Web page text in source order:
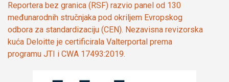
Reportera bez granica (RSF) razvio panel od 130
međunarodnih stručnjaka pod okriljem Evropskog
odbora za standardizaciju (CEN). Nezavisna revizorska
kuća Deloitte je certificirala Valterportal prema
programu JTI i CWA 17493:2019.